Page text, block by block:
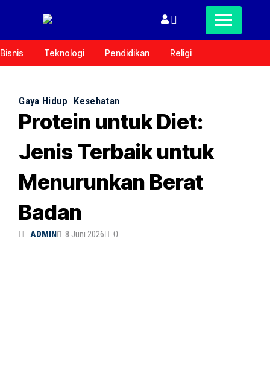
Bisnis Teknologi Pendidikan Religi
Gaya Hidup Kesehatan
Protein untuk Diet:
Jenis Terbaik untuk
Menurunkan Berat
Badan
ADMIN 8 Juni 2026 0